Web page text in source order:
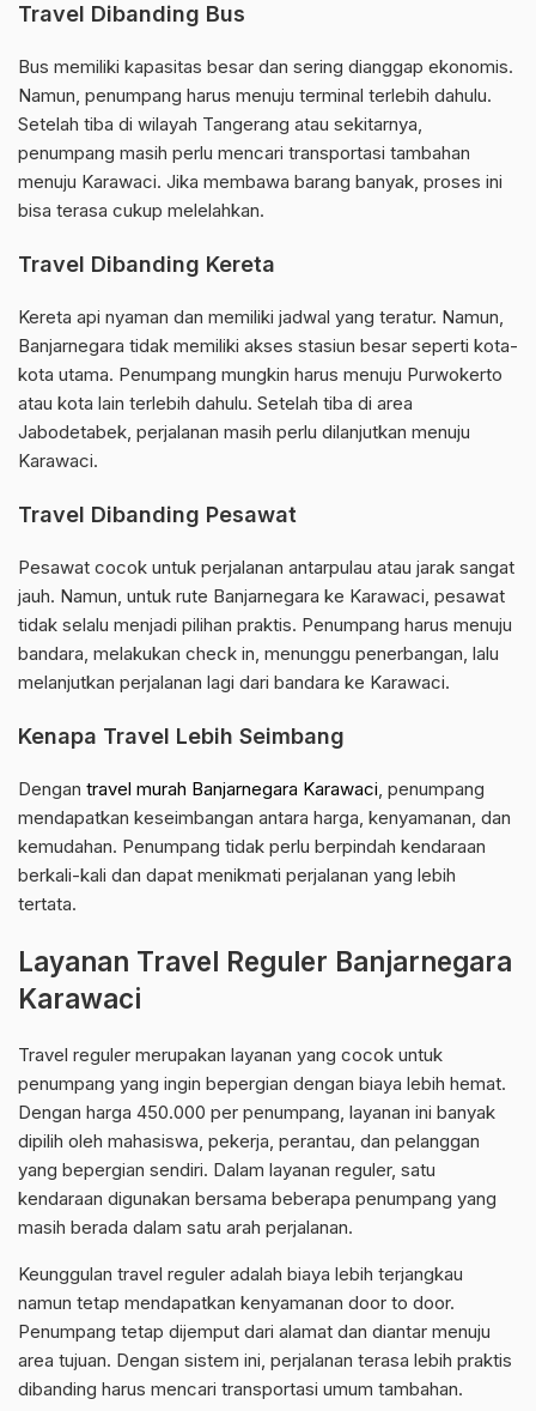
Travel Dibanding Bus
Bus memiliki kapasitas besar dan sering dianggap ekonomis.
Namun, penumpang harus menuju terminal terlebih dahulu.
Setelah tiba di wilayah Tangerang atau sekitarnya,
penumpang masih perlu mencari transportasi tambahan
menuju Karawaci. Jika membawa barang banyak, proses ini
bisa terasa cukup melelahkan.
Travel Dibanding Kereta
Kereta api nyaman dan memiliki jadwal yang teratur. Namun,
Banjarnegara tidak memiliki akses stasiun besar seperti kota-
kota utama. Penumpang mungkin harus menuju Purwokerto
atau kota lain terlebih dahulu. Setelah tiba di area
Jabodetabek, perjalanan masih perlu dilanjutkan menuju
Karawaci.
Travel Dibanding Pesawat
Pesawat cocok untuk perjalanan antarpulau atau jarak sangat
jauh. Namun, untuk rute Banjarnegara ke Karawaci, pesawat
tidak selalu menjadi pilihan praktis. Penumpang harus menuju
bandara, melakukan check in, menunggu penerbangan, lalu
melanjutkan perjalanan lagi dari bandara ke Karawaci.
Kenapa Travel Lebih Seimbang
Dengan travel murah Banjarnegara Karawaci, penumpang
mendapatkan keseimbangan antara harga, kenyamanan, dan
kemudahan. Penumpang tidak perlu berpindah kendaraan
berkali-kali dan dapat menikmati perjalanan yang lebih
tertata.
Layanan Travel Reguler Banjarnegara
Karawaci
Travel reguler merupakan layanan yang cocok untuk
penumpang yang ingin bepergian dengan biaya lebih hemat.
Dengan harga 450.000 per penumpang, layanan ini banyak
dipilih oleh mahasiswa, pekerja, perantau, dan pelanggan
yang bepergian sendiri. Dalam layanan reguler, satu
kendaraan digunakan bersama beberapa penumpang yang
masih berada dalam satu arah perjalanan.
Keunggulan travel reguler adalah biaya lebih terjangkau
namun tetap mendapatkan kenyamanan door to door.
Penumpang tetap dijemput dari alamat dan diantar menuju
area tujuan. Dengan sistem ini, perjalanan terasa lebih praktis
dibanding harus mencari transportasi umum tambahan.